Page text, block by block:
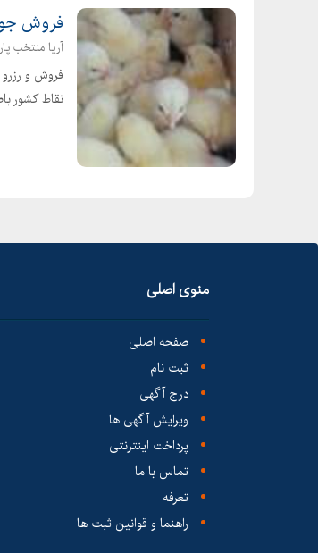
فروش جوجه
آریا منتخب
فروش و
نقاط کشور
منوی اصلی
صفحه اصلی
ثبت نام
درج آگهی
ویرایش آگهی ها
پرداخت اینترنتی
تماس با ما
تعرفه
راهنما و قوانین ثبت ها